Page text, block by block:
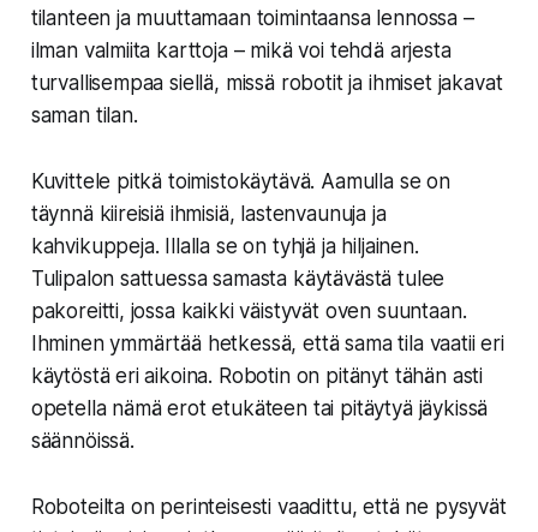
tilanteen ja muuttamaan toimintaansa lennossa –
ilman valmiita karttoja – mikä voi tehdä arjesta
turvallisempaa siellä, missä robotit ja ihmiset jakavat
saman tilan.
Kuvittele pitkä toimistokäytävä. Aamulla se on
täynnä kiireisiä ihmisiä, lastenvaunuja ja
kahvikuppeja. Illalla se on tyhjä ja hiljainen.
Tulipalon sattuessa samasta käytävästä tulee
pakoreitti, jossa kaikki väistyvät oven suuntaan.
Ihminen ymmärtää hetkessä, että sama tila vaatii eri
käytöstä eri aikoina. Robotin on pitänyt tähän asti
opetella nämä erot etukäteen tai pitäytyä jäykissä
säännöissä.
Roboteilta on perinteisesti vaadittu, että ne pysyvät